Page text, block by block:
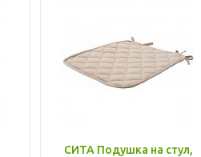
СИТА Подушка на стул,